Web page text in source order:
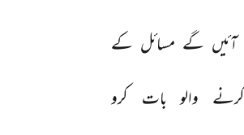
آئیں گے مسائل کے
کرنے والو بات کرو